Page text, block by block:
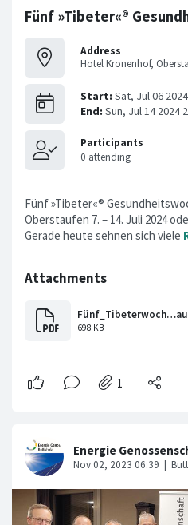
Fünf »Tibeter«®
Address
Hotel Kronenhof,
Fünf »Tibeter«®
Oberstaufen 7. – 14. Juli 2024
Gerade heute sehnen sich viele